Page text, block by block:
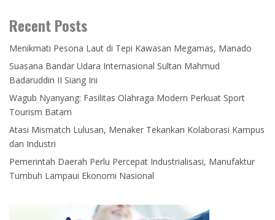
Recent Posts
Menikmati Pesona Laut di Tepi Kawasan Megamas, Manado
Suasana Bandar Udara Internasional Sultan Mahmud
Badaruddin II Siang Ini
Wagub Nyanyang: Fasilitas Olahraga Modern Perkuat Sport
Tourism Batam
Atasi Mismatch Lulusan, Menaker Tekankan Kolaborasi Kampus
dan Industri
Pemerintah Daerah Perlu Percepat Industrialisasi, Manufaktur
Tumbuh Lampaui Ekonomi Nasional